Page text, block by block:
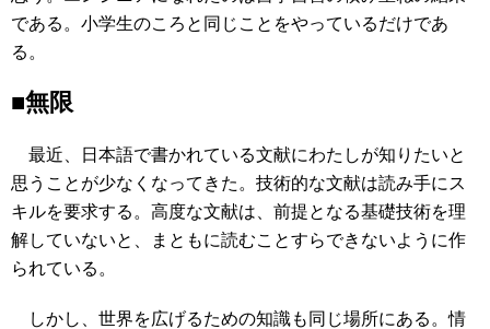
である。小学生のころと同じことをやっているだけであ
る。
■無限
最近、日本語で書かれている文献にわたしが知りたいと
思うことが少なくなってきた。技術的な文献は読み手にス
キルを要求する。高度な文献は、前提となる基礎技術を理
解していないと、まともに読むことすらできないように作
られている。
しかし、世界を広げるための知識も同じ場所にある。情